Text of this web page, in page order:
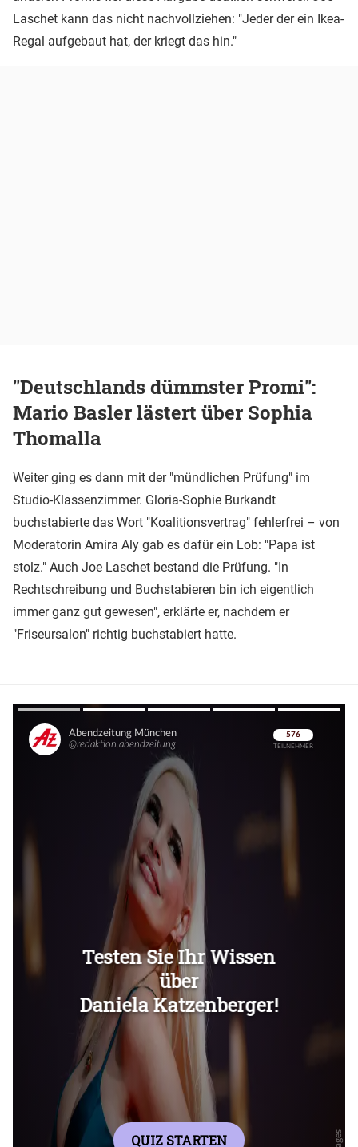
Laschet kann das nicht nachvollziehen: "Jeder der ein Ikea-
Regal aufgebaut hat, der kriegt das hin."
"Deutschlands dümmster Promi":
Mario Basler lästert über Sophia
Thomalla
Weiter ging es dann mit der "mündlichen Prüfung" im
Studio-Klassenzimmer. Gloria-Sophie Burkandt
buchstabierte das Wort "Koalitionsvertrag" fehlerfrei – von
Moderatorin Amira Aly gab es dafür ein Lob: "Papa ist
stolz." Auch Joe Laschet bestand die Prüfung. "In
Rechtschreibung und Buchstabieren bin ich eigentlich
immer ganz gut gewesen", erklärte er, nachdem er
"Friseursalon" richtig buchstabiert hatte.
Überspringen